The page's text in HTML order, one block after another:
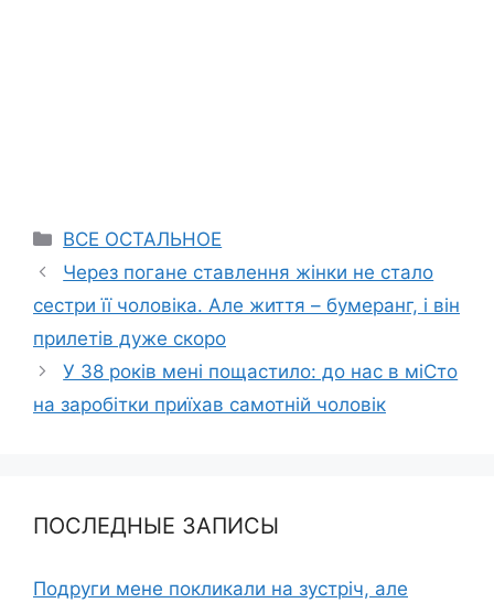
Categories
ВСЕ ОСТАЛЬНОЕ
Через погане ставлення жінки не стало
сестри її чоловіка. Але життя – бумеранг, і він
прилетів дуже скоро
У 38 років мені пощастило: до нас в міCто
на заробітки приїхав самотній чоловік
ПОСЛЕДНЫЕ ЗАПИСЫ
Подруги мене покликали на зустріч, але